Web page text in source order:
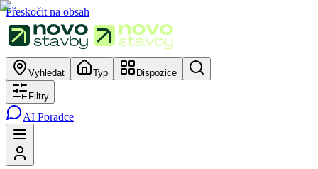
Přeskočit na obsah
Vyhledat Typ Dispozice
Filtry
AI Poradce